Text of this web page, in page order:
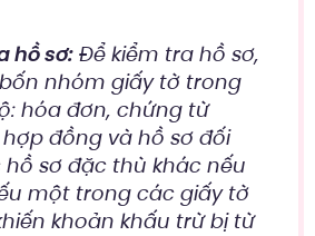
hồ sơ:Để kiểm tra hồ sơ,
nhóm giấy tờ trong
hóa đơn, chứng từ
đồng và hồ sơ đối
sơ đặc thù khác nếu
một trong các giấy tờ
khoản khấu trừ bị từ